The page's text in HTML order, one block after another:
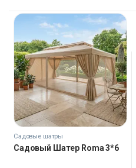
Садовые шатры
Садовый Шатер Roma 3*6